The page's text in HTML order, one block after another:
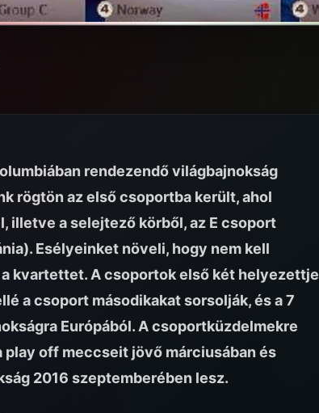
rendezendő világbajnokság
rögtön az első csoportba került, ahol
illetve a selejtező körből, az E csoport
Esélyeinket növeli, hogy nem kell
kvartettet. A csoportok első két helyezettje
a csoport másodikakat sorsolják, és a 7
Európából. A csoportküzdelmekre
play off meccseit jövő márciusában és
2016 szeptemberében lesz.